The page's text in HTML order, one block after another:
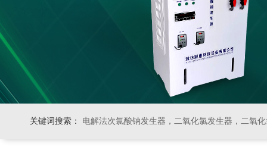
关键词搜索： 电解法次氯酸钠发生器，二氧化氯发生器，二氧化氯投加器，缓释消毒器